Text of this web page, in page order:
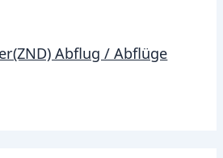
Abflug / Abflüge